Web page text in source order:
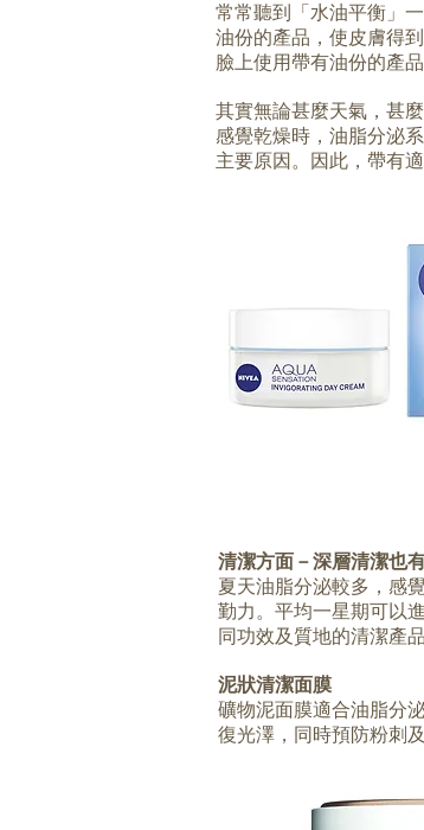
常常聽到「水油平衡」
油份的產品，使皮膚得
臉上使用帶有油份的產
其實無論甚麼天氣，甚
感覺乾燥時，油脂分泌
主要原因。因此，帶有
清潔方面－深層清潔也
夏天油脂分泌較多，感
勤力。平均一星期可以
同功效及質地的清潔產品
泥狀清潔面膜
礦物泥面膜適合油脂分
復光澤，同時預防粉刺